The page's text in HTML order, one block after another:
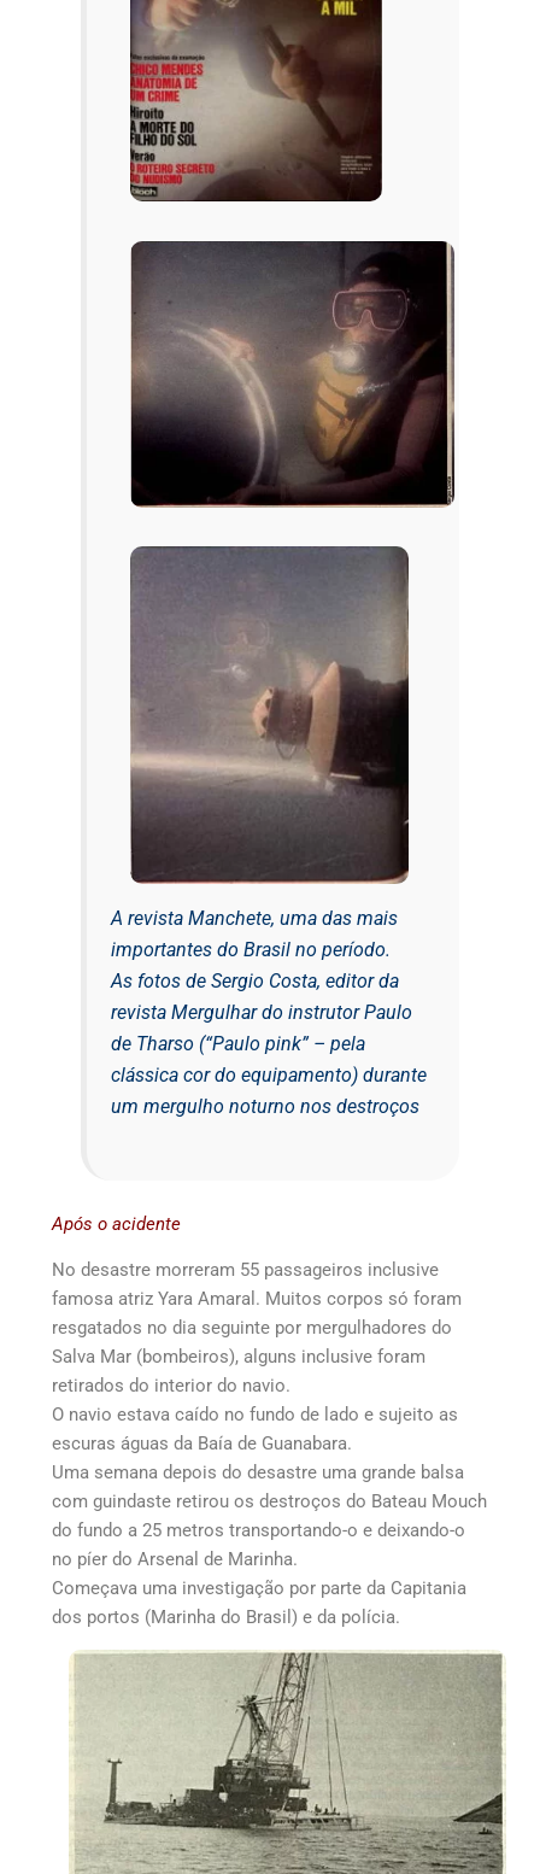
A revista Manchete, uma das mais
importantes do Brasil no período.
As fotos de Sergio Costa, editor da
revista Mergulhar do instrutor Paulo
de Tharso (“Paulo pink” – pela
clássica cor do equipamento) durante
um mergulho noturno nos destroços
Após o acidente
No desastre morreram 55 passageiros inclusive
famosa atriz Yara Amaral. Muitos corpos só foram
resgatados no dia seguinte por mergulhadores do
Salva Mar (bombeiros), alguns inclusive foram
retirados do interior do navio.
O navio estava caído no fundo de lado e sujeito as
escuras águas da Baía de Guanabara.
Uma semana depois do desastre uma grande balsa
com guindaste retirou os destroços do Bateau Mouch
do fundo a 25 metros transportando-o e deixando-o
no píer do Arsenal de Marinha.
Começava uma investigação por parte da Capitania
dos portos (Marinha do Brasil) e da polícia.